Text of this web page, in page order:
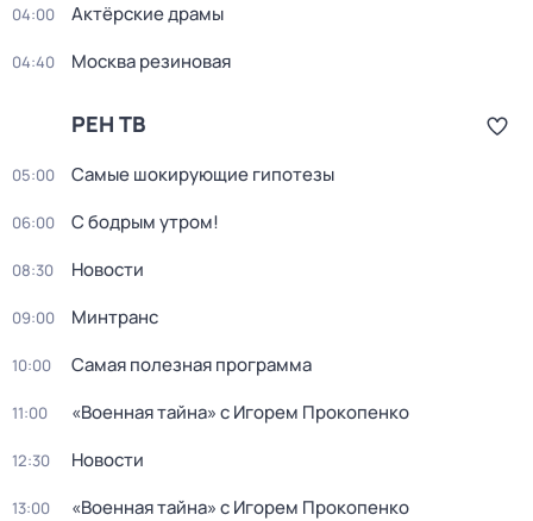
04:00 Актёрские драмы
04:40 Москва резиновая
РЕН ТВ
05:00 Самые шoкиpующие гипотезы
06:00 С бодрым утром!
08:30 Новости
09:00 Минтранс
10:00 Самая полезная программа
11:00 «Военная тайна» с Игорем Прокопенко
12:30 Новости
13:00 «Военная тайна» с Игорем Прокопенко